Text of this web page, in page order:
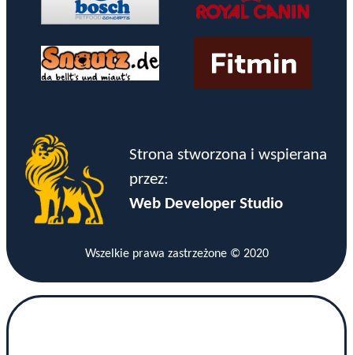
Strona stworzona i wspierana
przez:
Web Developer Studio
Wszelkie prawa zastrzeżone © 2020